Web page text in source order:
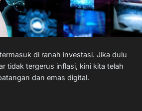
di ranah investasi. Jika dulu
tidak tergerus inflasi, kini kita telah
dan emas digital.